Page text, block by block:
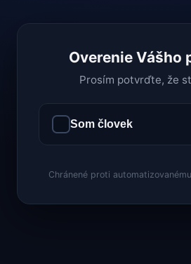
Overenie Vášho
Prosím potvrďte, že
Som človek
Chránené proti